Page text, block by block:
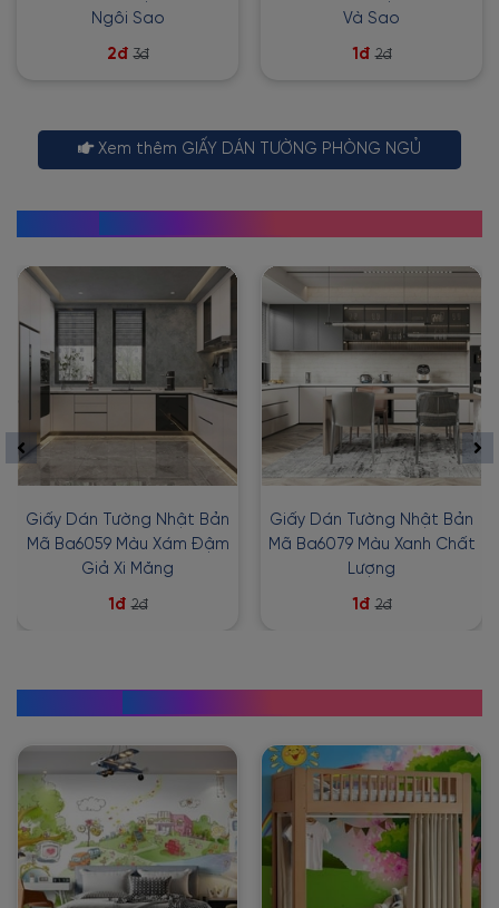
Ngôi Sao
2đ 3đ
Và Sao
1đ 2đ
Xem thêm GIẤY DÁN TƯỜNG PHÒNG NGỦ
Giấy Dán Tường Nhật Bản
Mã Ba6059 Màu Xám Đậm
Giả Xi Măng
1đ 2đ
Giấy Dán Tường Nhật Bản
Mã Ba6079 Màu Xanh Chất
Lượng
1đ 2đ